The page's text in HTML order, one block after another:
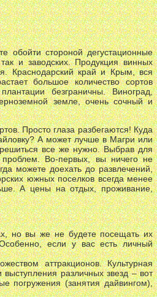
стороной дегустационные
и заводских. Продукция винных
Краснодарский край и Крым, вся
большое количество сортов
безграничны. Виноград,
земле, очень сочный и
Просто глаза разбегаются! Куда
А может лучше в Магри или
все же нужно. Выбрав для
Во-первых, вы ничего не
можете доехать до развлечений,
южных поселков всегда менее
А цены на отдых, проживание,
но вы же не будете посещать их
если у вас есть личный
аттракционов. Культурная
различных звезд – вот
погружения (занятия дайвингом),